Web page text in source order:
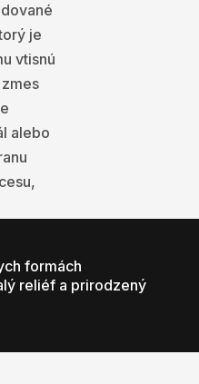
je
vtisnú
alebo
formách
reliéf a prirodzený